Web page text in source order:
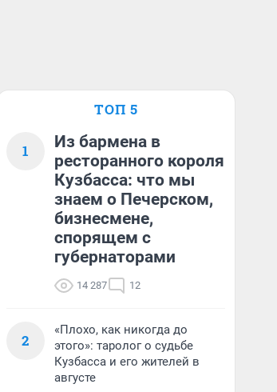
ТОП 5
1
Из бармена в
ресторанного короля
Кузбасса: что мы
знаем о Печерском,
бизнесмене,
спорящем с
губернаторами
14 287 12
2
«Плохо, как никогда до
этого»: таролог о судьбе
Кузбасса и его жителей в
августе